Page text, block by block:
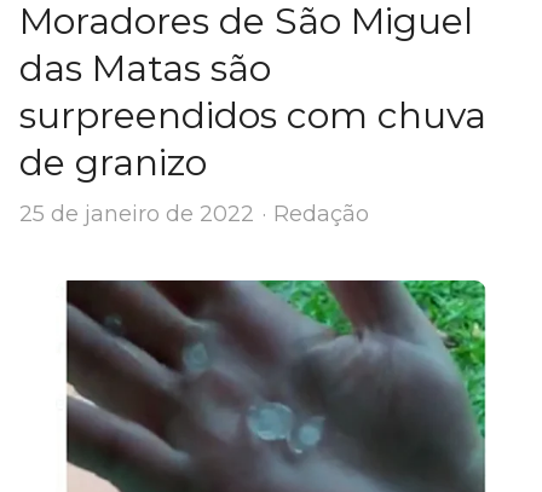
Moradores de São Miguel
das Matas são
surpreendidos com chuva
de granizo
25 de janeiro de 2022 Author
Redação